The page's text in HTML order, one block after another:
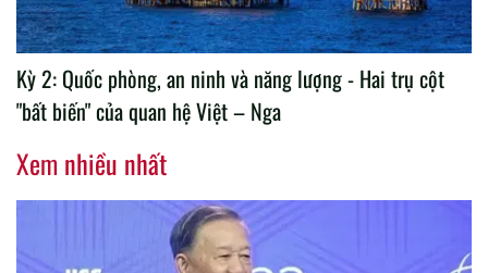
Kỳ 2: Quốc phòng, an ninh và năng lượng - Hai trụ cột
"bất biến" của quan hệ Việt – Nga
Xem nhiều nhất